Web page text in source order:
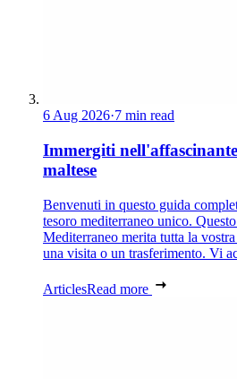
6 Aug 2026·7 min read
Immergiti
maltese
Benvenuti in questo guida
tesoro mediterraneo unico.
Mediterraneo merita tutta la
una visita o un trasferimento. Vi
ArticlesRead more